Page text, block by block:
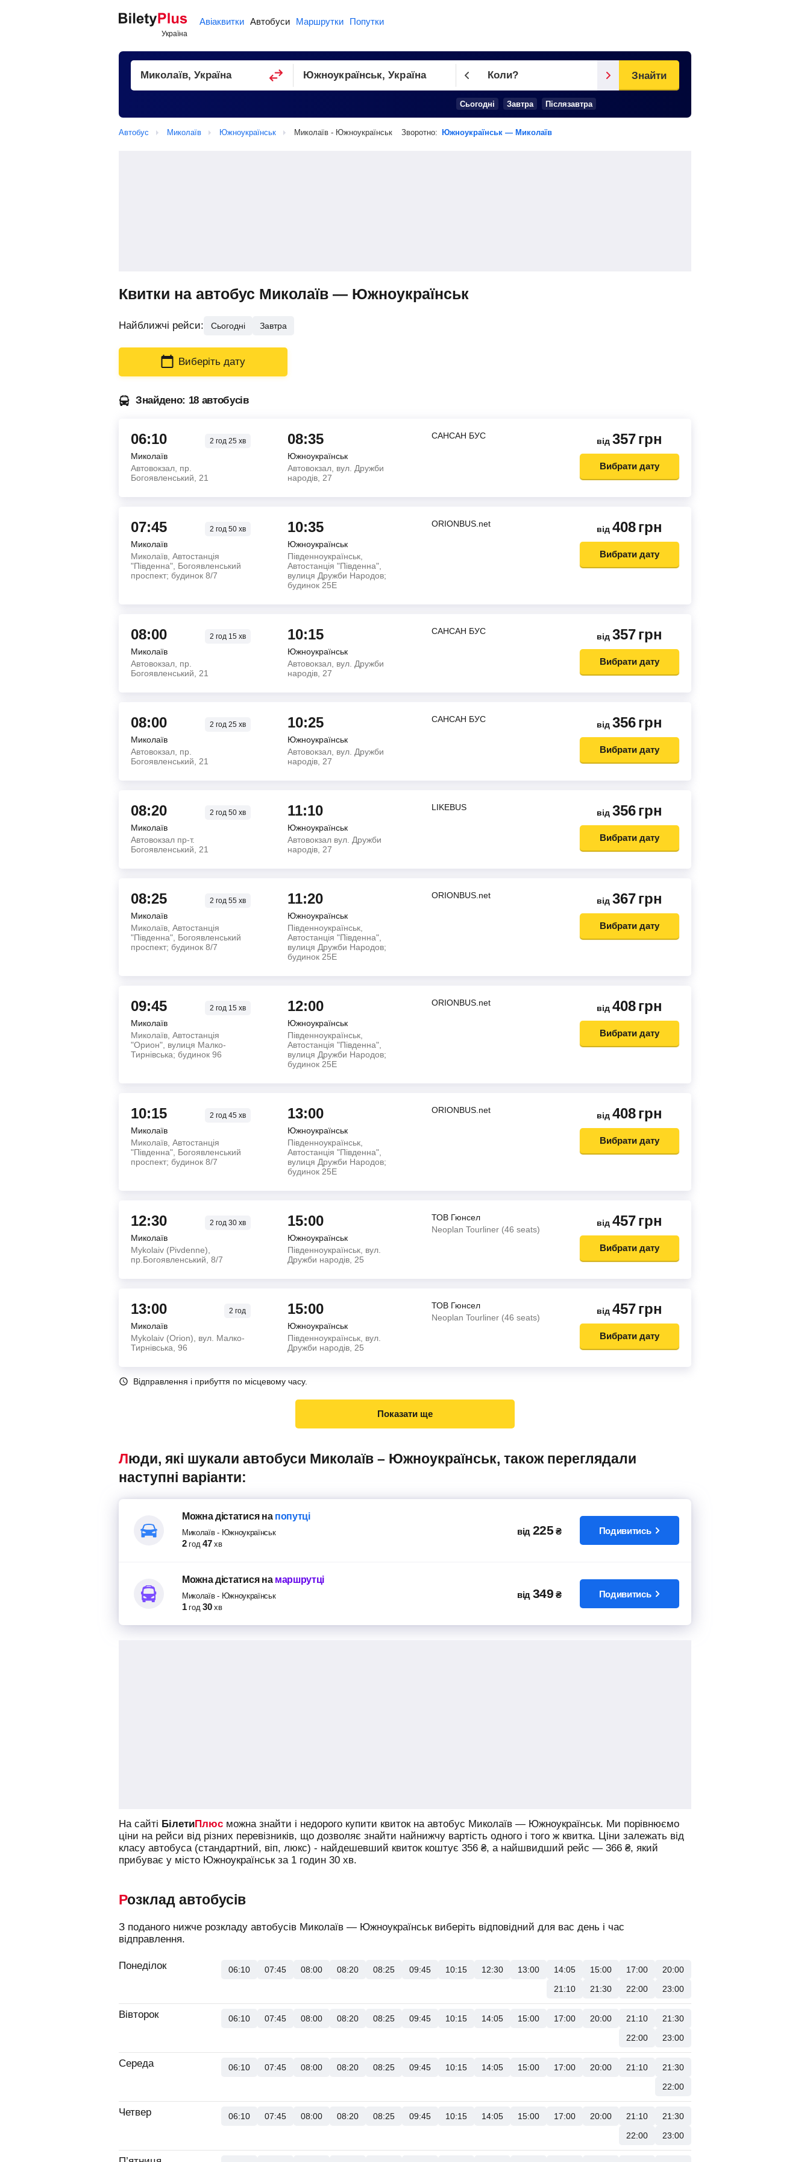
Авіаквитки Автобуси Маршрутки Попутки
Коли?
Cьогодні Завтра Післязавтра
Знайти
Автобус Миколаїв Южноукраїнськ Миколаїв - Южноукраїнськ Зворотно: Южноукраїнськ — Миколаїв
Квитки на автобус Миколаїв — Южноукраїнськ
Найближчі рейси: Сьогодні Завтра
Виберіть дату
Знайдено: 18 автобусів
06:10 2 год25 хв
Миколаїв
Автовокзал, пр.
Богоявленський, 21
08:35
Южноукраїнськ
Автовокзал, вул. Дружби
народів, 27
САНСАН БУС
від 357грн
Вибрати дату
07:45 2 год50 хв
Миколаїв
Миколаїв, Автостанція
"Південна", Богоявленський
проспект; будинок 8/7
10:35
Южноукраїнськ
Південноукраїнськ,
Автостанція "Південна",
вулиця Дружби Народов;
будинок 25Е
ORIONBUS.net
від 408грн
Вибрати дату
08:00 2 год15 хв
Миколаїв
Автовокзал, пр.
Богоявленський, 21
10:15
Южноукраїнськ
Автовокзал, вул. Дружби
народів, 27
САНСАН БУС
від 357грн
Вибрати дату
08:00 2 год25 хв
Миколаїв
Автовокзал, пр.
Богоявленський, 21
10:25
Южноукраїнськ
Автовокзал, вул. Дружби
народів, 27
САНСАН БУС
від 356грн
Вибрати дату
08:20 2 год50 хв
Миколаїв
Автовокзал пр-т.
Богоявленський, 21
11:10
Южноукраїнськ
Автовокзал вул. Дружби
народів, 27
LIKEBUS
від 356грн
Вибрати дату
08:25 2 год55 хв
Миколаїв
Миколаїв, Автостанція
"Південна", Богоявленський
проспект; будинок 8/7
11:20
Южноукраїнськ
Південноукраїнськ,
Автостанція "Південна",
вулиця Дружби Народов;
будинок 25Е
ORIONBUS.net
від 367грн
Вибрати дату
09:45 2 год15 хв
Миколаїв
Миколаїв, Автостанція
"Орион", вулиця Малко-
Тирнівська; будинок 96
12:00
Южноукраїнськ
Південноукраїнськ,
Автостанція "Південна",
вулиця Дружби Народов;
будинок 25Е
ORIONBUS.net
від 408грн
Вибрати дату
10:15 2 год45 хв
Миколаїв
Миколаїв, Автостанція
"Південна", Богоявленський
проспект; будинок 8/7
13:00
Южноукраїнськ
Південноукраїнськ,
Автостанція "Південна",
вулиця Дружби Народов;
будинок 25Е
ORIONBUS.net
від 408грн
Вибрати дату
12:30 2 год30 хв
Миколаїв
Mykolaiv (Pivdenne),
пр.Богоявленський, 8/7
15:00
Южноукраїнськ
Південноукраїнськ, вул.
Дружби народів, 25
ТОВ Гюнсел
Neoplan Tourliner (46 seats)
від 457грн
Вибрати дату
13:00 2 год
Миколаїв
Mykolaiv (Orion), вул. Малко-
Тирнівська, 96
15:00
Южноукраїнськ
Південноукраїнськ, вул.
Дружби народів, 25
ТОВ Гюнсел
Neoplan Tourliner (46 seats)
від 457грн
Вибрати дату
Відправлення і прибуття по місцевому часу.
Показати ще
Люди, які шукали автобуси Миколаїв – Южноукраїнськ, також переглядали
наступні варіанти:
Можна дістатисяна попутці
Миколаїв- Южноукраїнськ
2 год 47 хв
від 225 ₴ Подивитись
Можна дістатисяна маршрутці
Миколаїв- Южноукраїнськ
1 год 30 хв
від 349 ₴ Подивитись
На сайті БілетиПлюс можна знайти і недорого купити квиток на автобус Миколаїв — Южноукраїнськ. Ми порівнюємо
ціни на рейси від різних перевізників, що дозволяє знайти найнижчу вартість одного і того ж квитка. Ціни залежать від
класу автобуса (стандартний, віп, люкс) - найдешевший квиток коштує 356 ₴, а найшвидший рейс — 366 ₴, який
прибуває у місто Южноукраїнськ за 1 годин 30 хв.
Розклад автобусів
З поданого нижче розкладу автобусів Миколаїв — Южноукраїнськ виберіть відповідний для вас день і час
відправлення.
Понеділок 06:10 07:45 08:00 08:20 08:25 09:45 10:15 12:30 13:00 14:05 15:00 17:00
20:00
21:10
21:30 22:00 23:00
Вівторок 06:10 07:45 08:00 08:20 08:25 09:45 10:15 14:05 15:00 17:00 20:00 21:10
21:30
22:00
23:00
Середа 06:10 07:45 08:00 08:20 08:25 09:45 10:15 14:05 15:00 17:00 20:00 21:10
21:30
22:00
Четвер 06:10 07:45 08:00 08:20 08:25 09:45 10:15 14:05 15:00 17:00 20:00 21:10
21:30
22:00
23:00